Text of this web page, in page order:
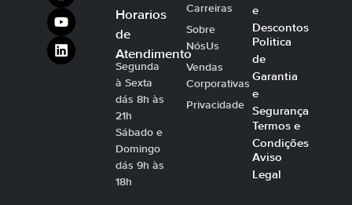
Horarios
de
Atendimento
Segunda
à Sexta
dás 8h às
21h
Sábado e
Domingo
dás 9h às
18h
Carreiras
Sobre
NósUs
Vendas
Corporativas
Privacidade
e
Descontos
Politica
de
Garantia
e
Segurança
Termos e
Condições
Aviso
Legal